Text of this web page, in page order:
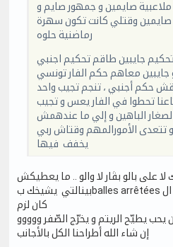
ملاعبية صايمين و جمهور صايم و
وقتلي كانت تكون سهرة
رماضنية حلوه
جايبين طاقم تحكيم اجنبي
و جايبين معاهم حكم الفار تونسي
حكم أجنبي ، تنجم تجيب واحد
تحطوا في الفار يعس و تجيب
الباهين و إلي ما عندهمش
الأمورالمهم وقتاش ربي
يخفف فيها
على بالو بڤار لا والو .. ما يعطيكش
بينالتي يشيخك بballes arrêtées و في فم ال 18 و الMur ورا الڤول
كان لزم
يحب يطيّح الريتم و يخرّج الصّفر ووووو
إن شاء الله أطراحنا الكل بالأجانب